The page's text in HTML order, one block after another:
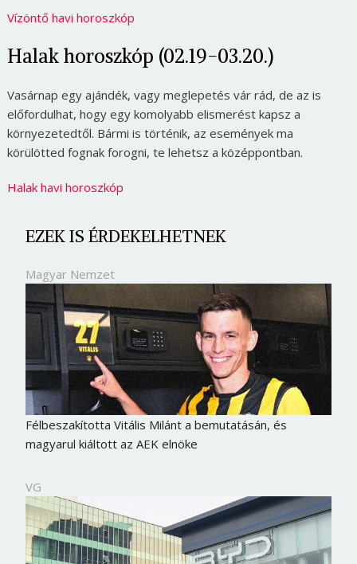
Vízöntő havi horoszkóp
Halak horoszkóp (02.19-03.20.)
Vasárnap egy ajándék, vagy meglepetés vár rád, de az is
előfordulhat, hogy egy komolyabb elismerést kapsz a
környezetedtől. Bármi is történik, az események ma
körülötted fognak forogni, te lehetsz a középpontban.
Halak havi horoszkóp
EZEK IS ÉRDEKELHETNEK
Magyar Nemzet
Félbeszakította Vitális Milánt a bemutatásán, és
magyarul kiáltott az AEK elnöke
VG